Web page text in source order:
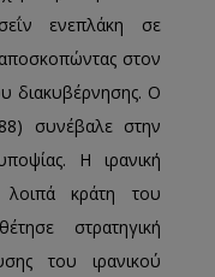
ενεπλάκη σε
στον
διακυβέρνησης. Ο
συνέβαλε στην
Η ιρανική
κράτη του
στρατηγική
του ιρανικού